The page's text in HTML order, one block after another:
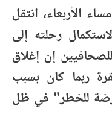
الأربعاء، انتقل
رحلته إلى
إن إغلاق
ربما كان بسبب
للخطر" في ظل